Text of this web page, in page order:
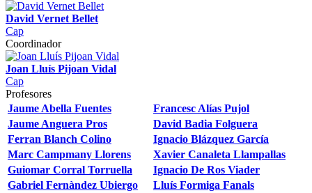
David Vernet Bellet
Cap
Coordinador
Joan Lluís Pijoan Vidal
Cap
Profesores
Jaume Abella Fuentes
Francesc Alías Pujol
Jaume Anguera Pros
David Badia Folguera
Ferran Blanch Colino
Ignacio Blázquez García
Marc Campmany Llorens
Xavier Canaleta Llampallas
Guiomar Corral Torruella
Ignacio De Ros Viader
Gabriel Fernàndez Ubiergo
Lluís Formiga Fanals